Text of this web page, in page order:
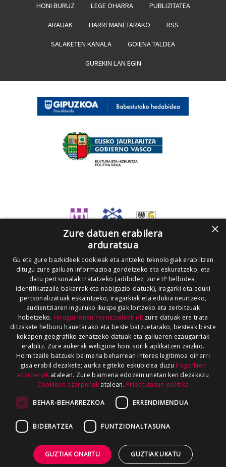
HONI BURUZ LEGE OHARRA PUBLIZITATEA
ARAUAK HARREMANETARAKO RSS
SALAKETEN KANALA GOIENA TALDEA
GUREKIN LAN EGIN
×
Zure datuen erabilera
arduratsua
Gu eta gure bazkideek cookieak eta antzeko teknologiak erabiltzen
ditugu zure gailuan informazioa gordetzeko eta eskuratzeko, eta
datu pertsonalak tratatzeko (adibidez, zure IP helbidea,
identifikatzaile bakarrak eta nabigazio-datuak), iragarki eta eduki
pertsonalizatuak eskaintzeko, iragarkiak eta edukia neurtzeko,
audientziaren inguruko ikuspegiak lortzeko eta zerbitzuak
hobetzeko. Hirugarrenen hornitzaileek (4)zure datuak ere trata
ditzakete helburu hauetarako eta beste batzuetarako, besteak beste
kokapen geografiko zehatzeko datuak eta gailuaren ezaugarriak
erabiliz. Zure aukerak webgune honi soilik aplikatzen zaizkio.
Hornitzaile batzuek baimena beharrean interes legitimoa oinarri
gisa erabil dezakete; aurka egiteko eskubidea duzu Iragarkien
ezarpenakatalean. Zure baimena edozein unetan ken dezakezu
Cookieen ezarpenak atalean. Pribatutasun-politika
BEHAR-BEHARREZKOA ERRENDIMENDUA
BIDERATZEA FUNTZIONALTASUNA
GUZTIAK ONARTU GUZTIAK UKATU